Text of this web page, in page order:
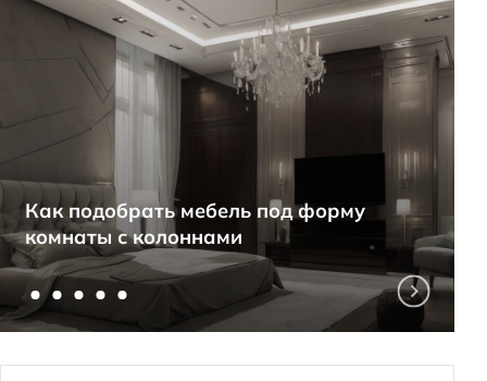
Как подобрать мебель под форму
комнаты с колоннами